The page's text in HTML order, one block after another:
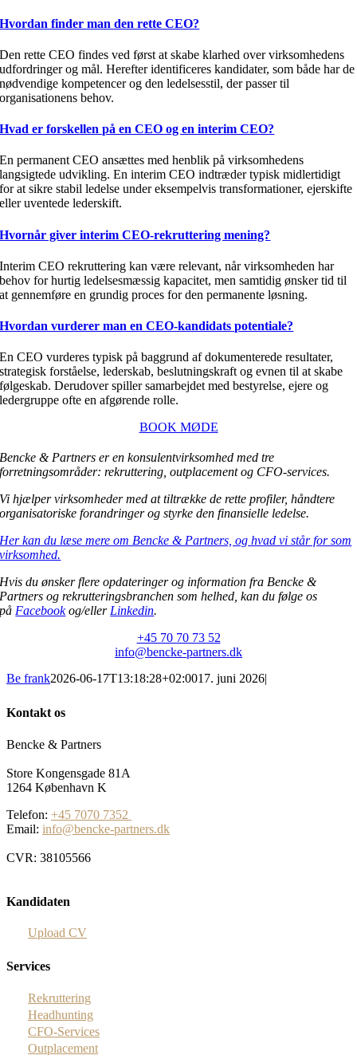
Hvordan finder man den rette CEO?
Den rette CEO findes ved først at skabe klarhed over virksomhedens
udfordringer og mål. Herefter identificeres kandidater, som både har de
nødvendige kompetencer og den ledelsesstil, der passer til
organisationens behov.
Hvad er forskellen på en CEO og en interim CEO?
En permanent CEO ansættes med henblik på virksomhedens
langsigtede udvikling. En interim CEO indtræder typisk midlertidigt
for at sikre stabil ledelse under eksempelvis transformationer, ejerskifte
eller uventede lederskift.
Hvornår giver interim CEO-rekruttering mening?
Interim CEO rekruttering kan være relevant, når virksomheden har
behov for hurtig ledelsesmæssig kapacitet, men samtidig ønsker tid til
at gennemføre en grundig proces for den permanente løsning.
Hvordan vurderer man en CEO-kandidats potentiale?
En CEO vurderes typisk på baggrund af dokumenterede resultater,
strategisk forståelse, lederskab, beslutningskraft og evnen til at skabe
følgeskab. Derudover spiller samarbejdet med bestyrelse, ejere og
ledergruppe ofte en afgørende rolle.
BOOK MØDE
Bencke & Partners er en konsulentvirksomhed med tre
forretningsområder: rekruttering, outplacement og CFO-services.
Vi hjælper virksomheder med at tiltrække de rette profiler, håndtere
organisatoriske forandringer og styrke den finansielle ledelse.
Her kan du læse mere om Bencke & Partners, og hvad vi står for som
virksomhed.
Hvis du ønsker flere opdateringer og information fra Bencke &
Partners og rekrutteringsbranchen som helhed, kan du følge os
påFacebookog/ellerLinkedin.
+45 70 70 73 52
info@bencke-partners.dk
Be frank2026-06-17T13:18:28+02:0017. juni 2026|
Kontakt os
Bencke & Partners
Store Kongensgade 81A
1264 København K
Telefon: +45 7070 7352
Email: info@bencke-partners.dk
CVR: 38105566
Kandidaten
Upload CV
Services
Rekruttering
Headhunting
CFO-Services
Outplacement